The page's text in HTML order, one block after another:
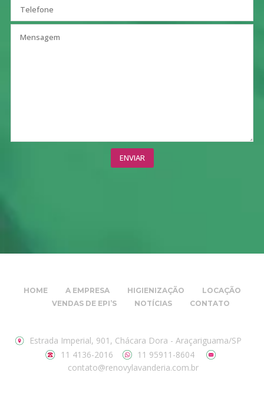
HOME A EMPRESA HIGIENIZAÇÃO
LOCAÇÃO
VENDAS DE EPI’S
NOTÍCIAS CONTATO
Estrada Imperial, 901, Chácara Dora - Araçariguama/SP
11 4136-2016
11 95911-8604
contato@renovylavanderia.com.br